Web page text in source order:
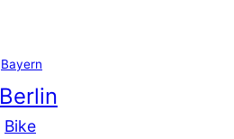
Bayern
Berlin
Bike